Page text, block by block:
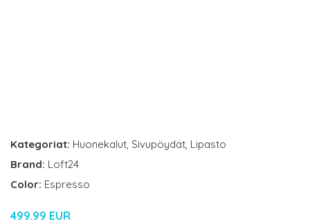
Kategoriat: Huonekalut, Sivupöydät, Lipasto
Brand: Loft24
Color: Espresso
499.99 EUR